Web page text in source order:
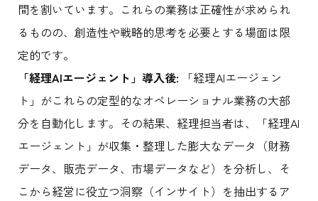
間を割いています。これらの業務は正確性が求められ
るものの、創造性や戦略的思考を必要とする場面は限
定的です。
「経理AIエージェント」導入後: 「経理AIエージェン
ト」がこれらの定型的なオペレーショナル業務の大部
分を自動化します。その結果、経理担当者は、「経理AI
エージェント」が収集・整理した膨大なデータ（財務
データ、販売データ、市場データなど）を分析し、そ
こから経営に役立つ洞察（インサイト）を抽出するア